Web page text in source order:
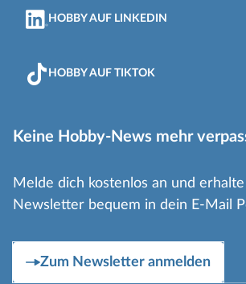
HOBBY AUF LINKEDIN
HOBBY AUF TIKTOK
Keine Hobby-News mehr
Melde dich kostenlos an und
Newsletter bequem in dein E-Mail
Zum Newsletter anmelden